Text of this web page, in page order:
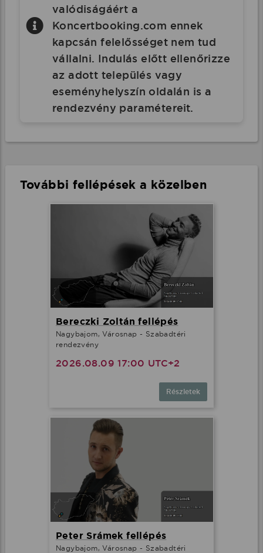
valódiságáért a
Koncertbooking.com ennek
kapcsán felelősséget nem tud
vállalni. Indulás előtt ellenőrizze
az adott település vagy
eseményhelyszín oldalán is a
rendezvény paramétereit.
További fellépések a közelben
Bereczki Zoltán fellépés
Nagybajom, Városnap - Szabadtéri
rendezvény
2026.08.09 17:00 UTC+2
Részletek
Peter Srámek fellépés
Nagybajom, Városnap - Szabadtéri